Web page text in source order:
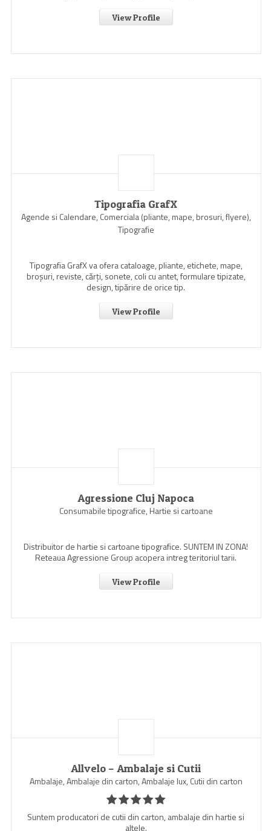
View Profile
Tipografia GrafX
Agende si Calendare, Comerciala (pliante, mape, brosuri, flyere),
Tipografie
Tipografia GrafX va ofera cataloage, pliante, etichete, mape,
broşuri, reviste, cărţi, sonete, coli cu antet, formulare tipizate,
design, tipărire de orice tip.
View Profile
Agressione Cluj Napoca
Consumabile tipografice, Hartie si cartoane
Distribuitor de hartie si cartoane tipografice. SUNTEM IN ZONA!
Reteaua Agressione Group acopera intreg teritoriul tarii.
View Profile
Allvelo – Ambalaje si Cutii
Ambalaje, Ambalaje din carton, Ambalaje lux, Cutii din carton
Suntem producatori de cutii din carton, ambalaje din hartie si
altele.